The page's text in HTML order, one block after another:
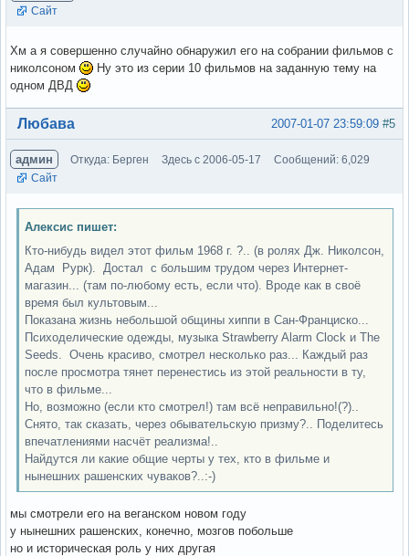
Сайт
Хм а я совершенно случайно обнаружил его на собрании фильмов с
николсоном
Ну это из серии 10 фильмов на заданную тему на
одном ДВД
Вне форума #5
2007-01-07 23:59:09
Любава
админ Откуда: Берген Здесь с 2006-05-17
Сообщений: 6,029
Сайт
Алексис пишет:
Кто-нибудь видел этот фильм 1968 г. ?.. (в ролях Дж. Николсон,
Адам Рурк). Достал с большим трудом через Интернет-
магазин... (там по-любому есть, если что). Вроде как в своё
время был культовым...
Показана жизнь небольшой общины хиппи в Сан-Франциско...
Психоделические одежды, музыка Strawberry Alarm Clock и The
Seeds. Очень красиво, смотрел несколько раз... Каждый раз
после просмотра тянет перенестись из этой реальности в ту,
что в фильме...
Но, возможно (если кто смотрел!) там всё неправильно!(?)..
Снято, так сказать, через обывательскую призму?.. Поделитесь
впечатлениями насчёт реализма!..
Найдутся ли какие общие черты у тех, кто в фильме и
нынешних рашенских чуваков?..:-)
мы смотрели его на веганском новом году
у нынешних рашенских, конечно, мозгов побольше
но и историческая роль у них другая